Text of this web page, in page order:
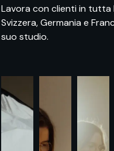
Lavora con clienti in tutta
Svizzera, Germania e
suo studio.